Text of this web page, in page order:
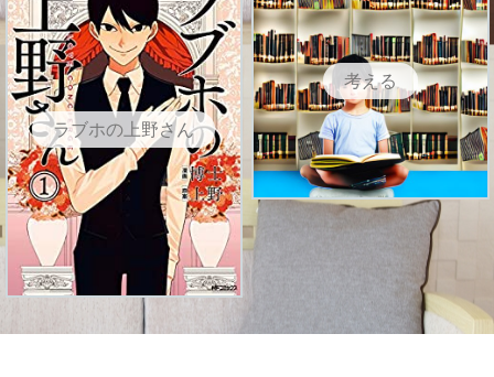
ラブホの上野さん
考える